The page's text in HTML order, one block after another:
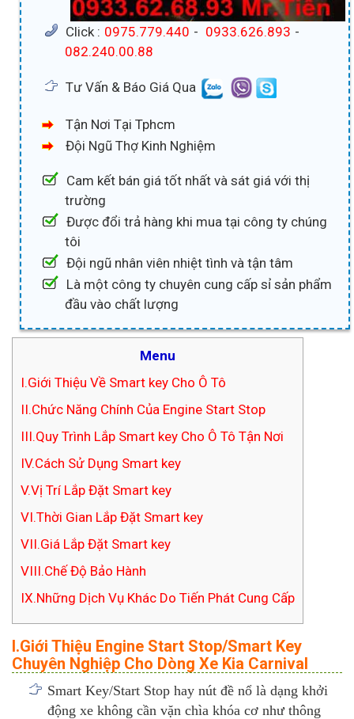
Click : 0975.779.440 - 0933.626.893 -
082.240.00.88
Tư Vấn & Báo Giá Qua
Tận Nơi Tại Tphcm
Đội Ngũ Thợ Kinh Nghiệm
Cam kết bán giá tốt nhất và sát giá với thị
trường
Được đổi trả hàng khi mua tại công ty chúng
tôi
Đội ngũ nhân viên nhiệt tình và tận tâm
Là một công ty chuyên cung cấp sỉ sản phẩm
đầu vào chất lượng
Menu
I.Giới Thiệu Về Smart key Cho Ô Tô
II.Chức Năng Chính Của Engine Start Stop
III.Quy Trình Lắp Smart key Cho Ô Tô Tận Nơi
IV.Cách Sử Dụng Smart key
V.Vị Trí Lắp Đặt Smart key
VI.Thời Gian Lắp Đặt Smart key
VII.Giá Lắp Đặt Smart key
VIII.Chế Độ Bảo Hành
IX.Những Dịch Vụ Khác Do Tiến Phát Cung Cấp
I.Giới Thiệu Engine Start Stop/Smart Key
Chuyên Nghiệp Cho Dòng Xe Kia Carnival
Smart Key/Start Stop hay nút đề nổ là dạng khởi
động xe không cần vặn chìa khóa cơ như thông